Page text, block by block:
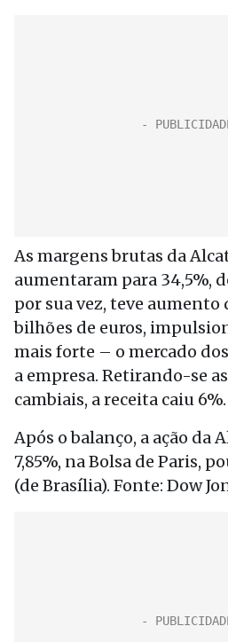
As margens brutas da
aumentaram para 34,5%,
por sua vez, teve aumento
bilhões de euros,
mais forte – o mercado
a empresa. Retirando-se
cambiais, a receita caiu 6%.
Após o balanço, a ação da
7,85%, na Bolsa de Paris,
(de Brasília). Fonte: Dow